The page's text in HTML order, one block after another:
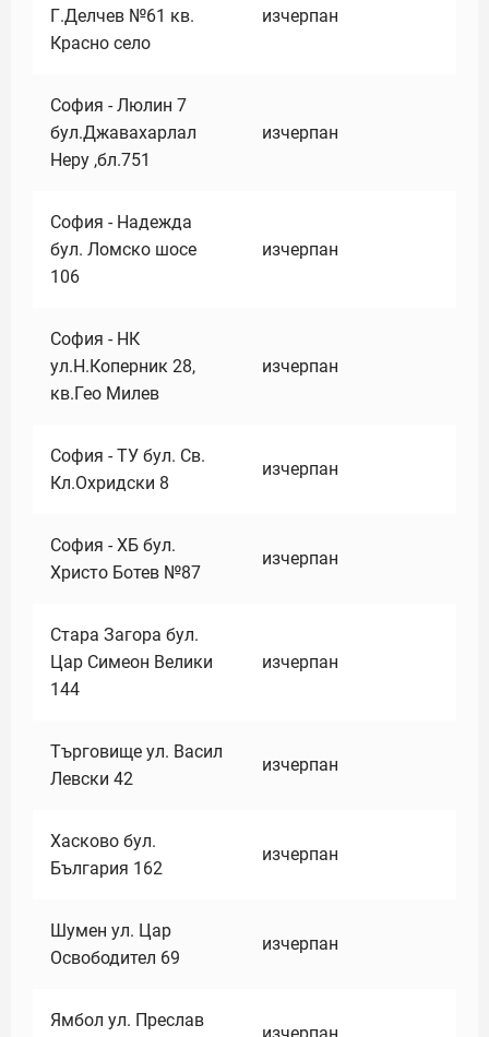
Г.Делчев №61 кв.
Красно село
изчерпан
София - Люлин 7
бул.Джавахарлал
Неру ,бл.751
изчерпан
София - Надежда
бул. Ломско шосе
106
изчерпан
София - НК
ул.Н.Коперник 28,
кв.Гео Милев
изчерпан
София - ТУ бул. Св.
Кл.Охридски 8
изчерпан
София - ХБ бул.
Христо Ботев №87
изчерпан
Стара Загора бул.
Цар Симеон Велики
144
изчерпан
Търговище ул. Васил
Левски 42
изчерпан
Хасково бул.
България 162
изчерпан
Шумен ул. Цар
Освободител 69
изчерпан
Ямбол ул. Преслав